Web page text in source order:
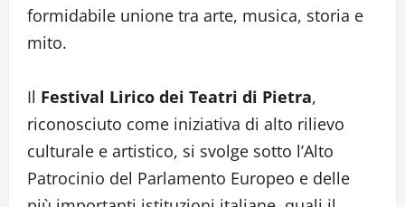
formidabile unione tra arte, musica, storia e
mito.
Il Festival Lirico dei Teatri di Pietra,
riconosciuto come iniziativa di alto rilievo
culturale e artistico, si svolge sotto l’Alto
Patrocinio del Parlamento Europeo e delle